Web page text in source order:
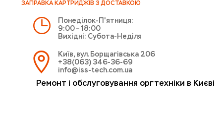
Київ, вул. Борщагівська 206
+38(063) 346-36-69
info@iss-tech.com.ua
Понеділок-П'ятниця:
9:00 – 18:00
Вихідні: Субота-Неділя
ЗАПРАВКА КАРТРИДЖІВ З ДОСТАВКОЮ
Ремонт і обслуговування оргтехніки в Києві